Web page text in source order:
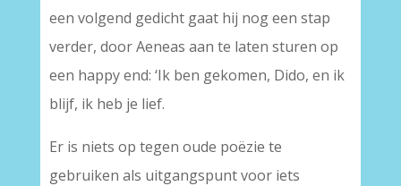
een volgend gedicht gaat hij nog een stap
verder, door Aeneas aan te laten sturen op
een happy end: ‘Ik ben gekomen, Dido, en ik
blijf, ik heb je lief.
Er is niets op tegen oude poëzie te
gebruiken als uitgangspunt voor iets